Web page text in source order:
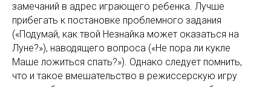
замечаний в адрес играющего ребенка. Лучше
прибегать к постановке проблемного задания
(«Подумай, как твой Незнайка может оказаться на
Луне?»), наводящего вопроса («Не пора ли кукле
Маше ложиться спать?»). Однако следует помнить,
что и такое вмешательство в режиссерскую игру